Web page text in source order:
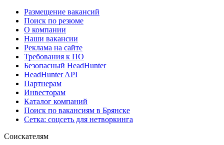
Размещение вакансий
Поиск по резюме
О компании
Наши вакансии
Реклама на сайте
Требования к ПО
Безопасный HeadHunter
HeadHunter API
Партнерам
Инвесторам
Каталог компаний
Поиск по вакансиям в Брянске
Сетка: соцсеть для нетворкинга
Соискателям